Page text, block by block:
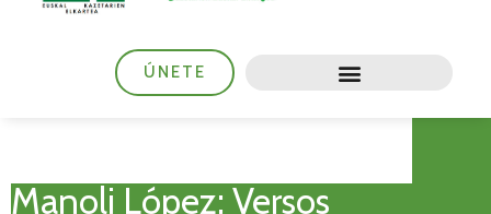
ÚNETE
Manoli López: Versos